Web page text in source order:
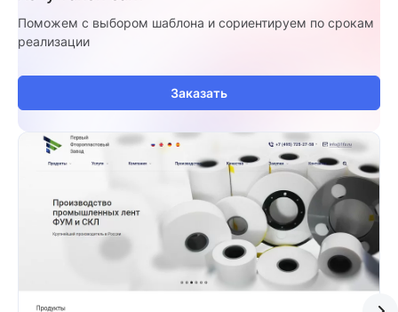
Поможем с выбором шаблона и сориентируем по срокам
реализации
Заказать